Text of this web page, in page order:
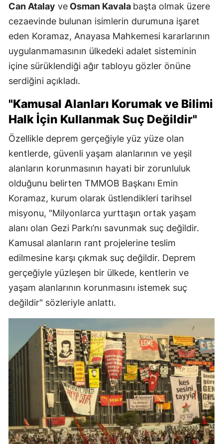
Can Atalay ve Osman Kavala başta olmak üzere
cezaevinde bulunan isimlerin durumuna işaret
eden Koramaz, Anayasa Mahkemesi kararlarının
uygulanmamasının ülkedeki adalet sisteminin
içine sürüklendiği ağır tabloyu gözler önüne
serdiğini açıkladı.
"Kamusal Alanları Korumak ve Bilimi
Halk İçin Kullanmak Suç Değildir"
Özellikle deprem gerçeğiyle yüz yüze olan
kentlerde, güvenli yaşam alanlarının ve yeşil
alanların korunmasının hayati bir zorunluluk
olduğunu belirten TMMOB Başkanı Emin
Koramaz, kurum olarak üstlendikleri tarihsel
misyonu, "Milyonlarca yurttaşın ortak yaşam
alanı olan Gezi Parkı’nı savunmak suç değildir.
Kamusal alanların rant projelerine teslim
edilmesine karşı çıkmak suç değildir. Deprem
gerçeğiyle yüzleşen bir ülkede, kentlerin ve
yaşam alanlarının korunmasını istemek suç
değildir" sözleriyle anlattı.